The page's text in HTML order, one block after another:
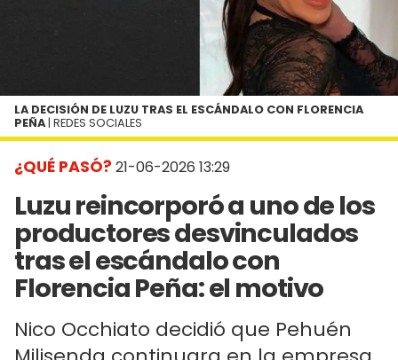
¿QUÉ PASÓ? 21-06-2026 13:29
Luzu reincorporó a uno de los
productores desvinculados
tras el escándalo con
Florencia Peña: el motivo
Nico Occhiato decidió que Pehuén
LA DECISIÓN DE LUZU TRAS EL ESCÁNDALO CON FLORENCIA
PEÑA | REDES SOCIALES